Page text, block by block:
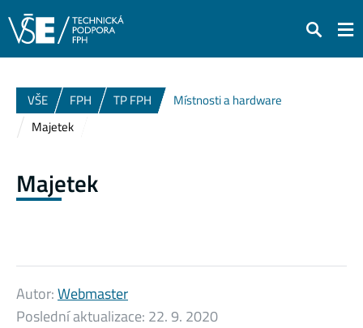
Hledat
VŠE FPH TP FPH
Místnosti a hardware
Majetek
Majetek
Autor:Webmaster
Poslední aktualizace: 22. 9. 2020